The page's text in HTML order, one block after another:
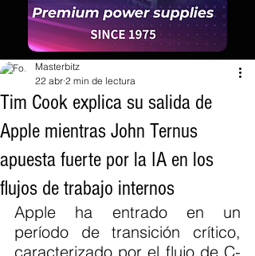
Tim Cook explica su salida de
Apple mientras John Ternus
apuesta fuerte por la IA en los
flujos de trabajo internos
Masterbitz
22 abr 2 min de lectura
Apple ha entrado en un
período de transición crítico,
caracterizado por el flujo de C-